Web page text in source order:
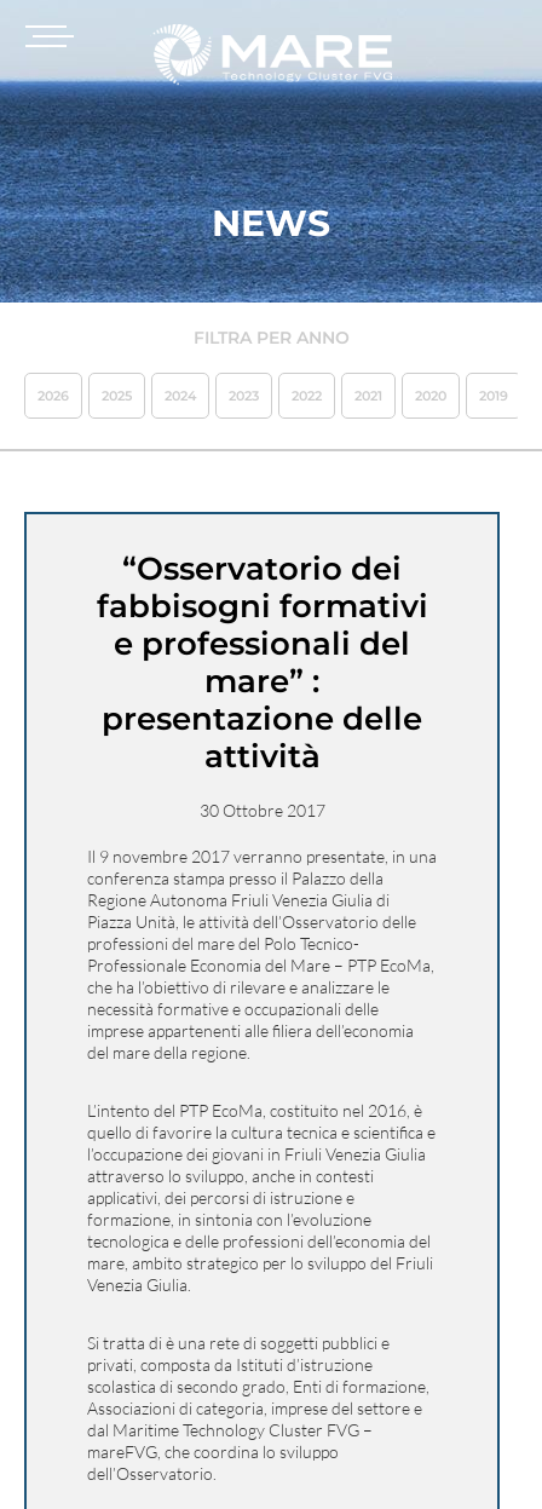
NEWS
FILTRA PER ANNO
2026 2025 2024 2023 2022 2021 2020 2019
“Osservatorio dei
fabbisogni formativi
e professionali del
mare” :
presentazione delle
attività
30 Ottobre 2017
Il 9 novembre 2017 verranno presentate, in una
conferenza stampa presso il Palazzo della
Regione Autonoma Friuli Venezia Giulia di
Piazza Unità, le attività dell’Osservatorio delle
professioni del mare del Polo Tecnico-
Professionale Economia del Mare – PTP EcoMa,
che ha l’obiettivo di rilevare e analizzare le
necessità formative e occupazionali delle
imprese appartenenti alle filiera dell’economia
del mare della regione.
L’intento del PTP EcoMa, costituito nel 2016, è
quello di favorire la cultura tecnica e scientifica e
l’occupazione dei giovani in Friuli Venezia Giulia
attraverso lo sviluppo, anche in contesti
applicativi, dei percorsi di istruzione e
formazione, in sintonia con l’evoluzione
tecnologica e delle professioni dell’economia del
mare, ambito strategico per lo sviluppo del Friuli
Venezia Giulia.
Si tratta di è una rete di soggetti pubblici e
privati, composta da Istituti d’istruzione
scolastica di secondo grado, Enti di formazione,
Associazioni di categoria, imprese del settore e
dal Maritime Technology Cluster FVG –
mareFVG, che coordina lo sviluppo
dell’Osservatorio.